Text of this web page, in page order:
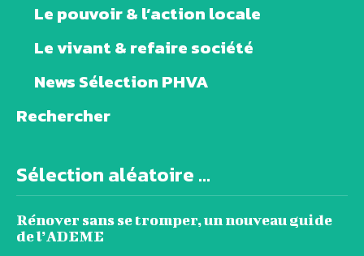
Le pouvoir & l’action locale
Le vivant & refaire société
News Sélection PHVA
Rechercher
Sélection aléatoire ...
Rénover sans se tromper, un nouveau guide
de l’ADEME